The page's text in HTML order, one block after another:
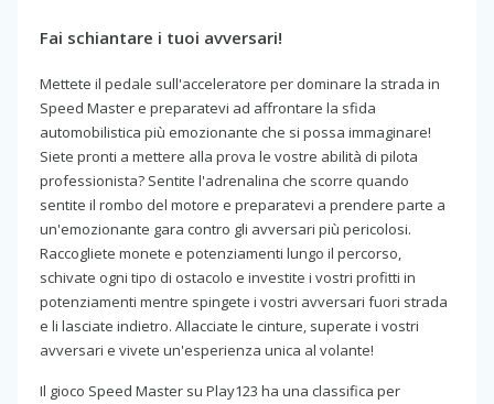
Fai schiantare i tuoi avversari!
Mettete il pedale sull'acceleratore per dominare la strada in
Speed Master e preparatevi ad affrontare la sfida
automobilistica più emozionante che si possa immaginare!
Siete pronti a mettere alla prova le vostre abilità di pilota
professionista? Sentite l'adrenalina che scorre quando
sentite il rombo del motore e preparatevi a prendere parte a
un'emozionante gara contro gli avversari più pericolosi.
Raccogliete monete e potenziamenti lungo il percorso,
schivate ogni tipo di ostacolo e investite i vostri profitti in
potenziamenti mentre spingete i vostri avversari fuori strada
e li lasciate indietro. Allacciate le cinture, superate i vostri
avversari e vivete un'esperienza unica al volante!
Il gioco Speed Master su Play123 ha una classifica per